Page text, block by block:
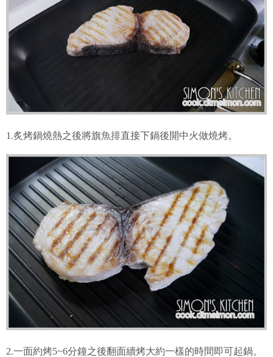
1.炙烤鍋燒熱之後將旗魚排直接下鍋後開中火做燒烤。
2.一面約烤5~6分鐘之後翻面續烤大約一樣的時間即可起鍋。